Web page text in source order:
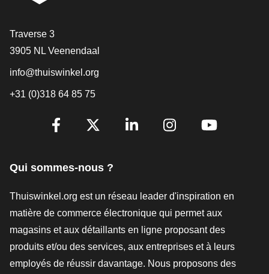
[_General:Contact]
Traverse 3
3905 NL Veenendaal
info@thuiswinkel.org
+31 (0)318 64 85 75
[_General:SocialMediaTitle]
Qui sommes-nous ?
Thuiswinkel.org est un réseau leader d'inspiration en
matière de commerce électronique qui permet aux
magasins et aux détaillants en ligne proposant des
produits et/ou des services, aux entreprises et à leurs
employés de réussir davantage. Nous proposons des